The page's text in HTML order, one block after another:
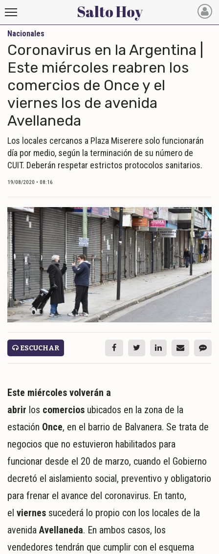
Salto
Hoy
INICIO
NOTICIAS RECIENTES
ECONOMÍA
MUNDO
POLÍTICA
POLICIALES
ESPECTÁCULOS
NACIONALES
REGIONALES
SOCIEDAD
SALUD
ECONOMÍA
MUNDO
POLÍTICA
DEPORTES
ESPECTÁCULOS
NACIONALES
REGIONALES
Salto Hoy
Nacionales
Coronavirus en la Argentina |
Este miércoles reabren los
comercios de Once y el
viernes los de avenida
Avellaneda
Los locales cercanos a Plaza Miserere solo funcionarán
día por medio, según la terminación de su número de
CUIT. Deberán respetar estrictos protocolos sanitarios.
19/08/2020 • 08:16
ESCUCHAR
Este miércoles volverán a
abrir los comercios ubicados en la zona de la
estación Once, en el barrio de Balvanera. Se trata de
negocios que no estuvieron habilitados para
funcionar desde el 20 de marzo, cuando el Gobierno
decretó el aislamiento social, preventivo y obligatorio
para frenar el avance del coronavirus. En tanto,
el viernes sucederá lo propio con los locales de la
avenida Avellaneda. En ambos casos, los
vendedores tendrán que cumplir con el esquema